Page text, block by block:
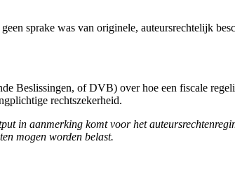
sprake was van originele, auteursrechtelijk
Beslissingen, of DVB) over hoe een fiscale
rechtszekerheid.
in aanmerking komt voor het
mogen worden belast.